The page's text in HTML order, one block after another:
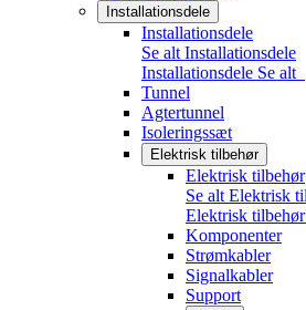
Installationsdele
Installationsdele
Se alt Installationsdele
Installationsdele Se alt
Tunnel
Agtertunnel
Isoleringssæt
Elektrisk tilbehør
Elektrisk tilbehør
Se alt Elektrisk
Elektrisk tilbehør
Komponenter
Strømkabler
Signalkabler
Support